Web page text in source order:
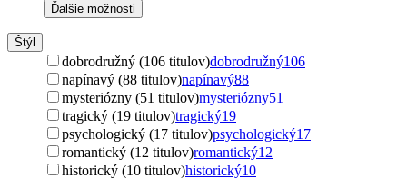
Ďalšie možnosti
Štýl
dobrodružný (106 titulov)dobrodružný106
napínavý (88 titulov)napínavý88
mysteriózny (51 titulov)mysteriózny51
tragický (19 titulov)tragický19
psychologický (17 titulov)psychologický17
romantický (12 titulov)romantický12
historický (10 titulov)historický10